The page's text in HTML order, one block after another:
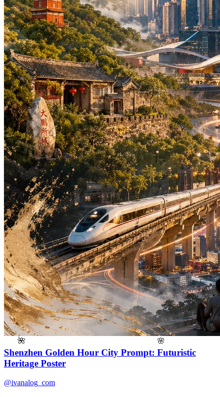
🌺 🌸
Shenzhen Golden Hour City Prompt: Futuristic
Heritage Poster
@ivanalog_com